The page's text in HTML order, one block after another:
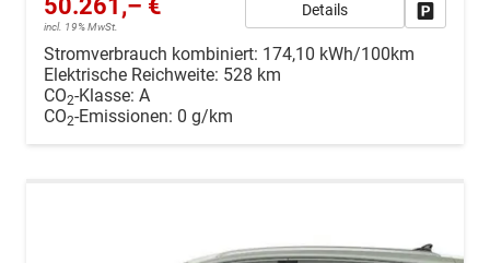
50.261,– €
incl. 19% MwSt.
Details
Stromverbrauch kombiniert: 174,10 kWh/100km
Elektrische Reichweite: 528 km
CO2-Klasse: A
CO2-Emissionen: 0 g/km